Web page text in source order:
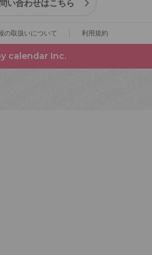
い合わせはこちら
の取扱いについて 利用規約
calendar Inc.